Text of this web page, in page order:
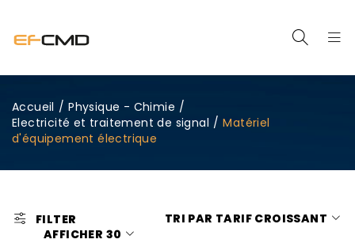
Accueil / Physique - Chimie /
Electricité et traitement de signal / Matériel
d'équipement électrique
FILTER
TRI PAR TARIF CROISSANT
AFFICHER 30